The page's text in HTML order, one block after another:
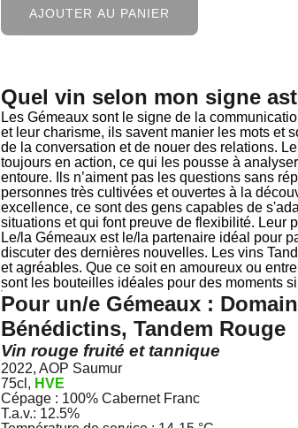
AJOUTER AU PANIER
Quel vin selon mon signe
Les Gémeaux sont le signe de la
et leur charisme, ils savent manier les mots et
de la conversation et de nouer des relations.
toujours en action, ce qui les pousse à
entoure. Ils n’aiment pas les questions sans
personnes très cultivées et ouvertes à la
excellence, ce sont des gens capables de
situations et qui font preuve de flexibilité. Leur
Le/la Gémeaux est le/la partenaire idéal pour
discuter des dernières nouvelles. Les vins
et agréables. Que ce soit en amoureux ou
sont les bouteilles idéales pour des moments
Pour un/e Gémeaux :
Bénédictins, Tandem Rouge
Vin rouge fruité et tannique
2022, AOP Saumur
75cl, HVE
Cépage : 100% Cabernet Franc
T.a.v.: 12.5%